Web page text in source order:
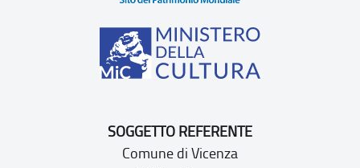
SOGGETTO REFERENTE
Comune di Vicenza